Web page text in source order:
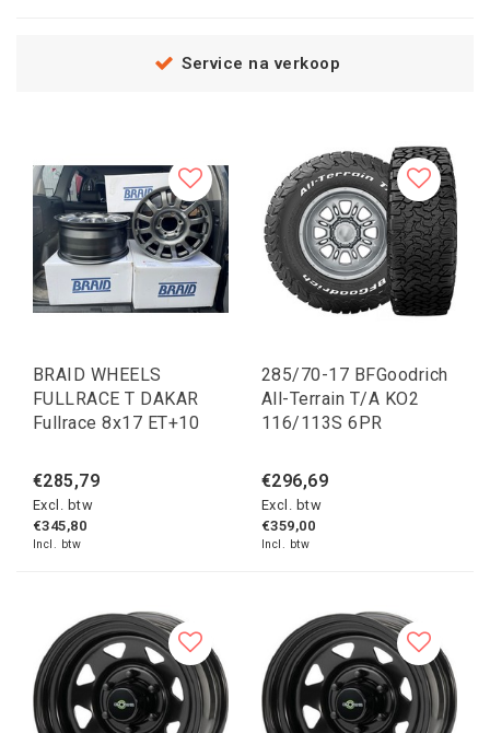
Service na verkoop
BRAID WHEELS
FULLRACE T DAKAR
Fullrace 8x17 ET+10
€285,79
Excl. btw
€345,80
Incl. btw
285/70-17 BFGoodrich
All-Terrain T/A KO2
116/113S 6PR
€296,69
Excl. btw
€359,00
Incl. btw